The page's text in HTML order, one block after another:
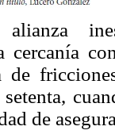
cercanía
de
de